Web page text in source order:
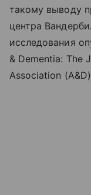
такому выводу
центра
исследования
& Dementia: The
Association